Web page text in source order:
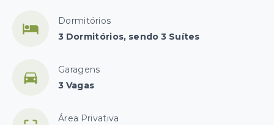
Dormitórios
3 Dormitórios, sendo 3 Suítes
Garagens
3 Vagas
Área Privativa